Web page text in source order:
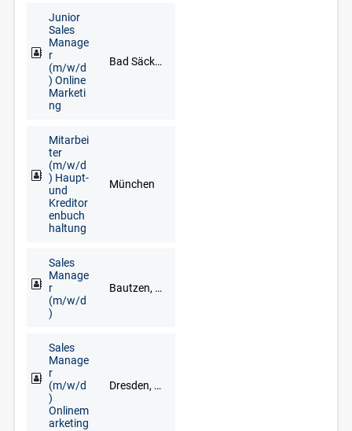
Junior
Sales
Manage
r
(m/w/d
) Online
Marketi
ng
Bad Säckingen, Freiburg im Breisgau, Lörrach, Waldshut-Tiengen
Mitarbei
ter
(m/w/d
) Haupt-
und
Kreditor
enbuch
haltung
München
Sales
Manage
r
(m/w/d
)
Bautzen, Chemnitz, Dresden, Freiberg, Gera, Görlitz, Meißen, Mittweida, Pirna, Plauen, Zwickau
Sales
Manage
r
(m/w/d
)
Onlinem
arketing
Dresden, Glauchau, Limbach-Oberfrohna, Meerane, Plauen, Zwickau